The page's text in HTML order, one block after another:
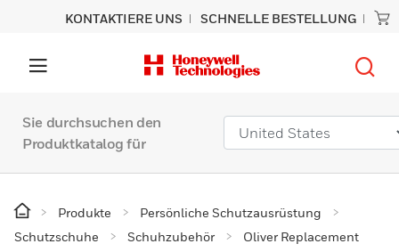
KONTAKTIERE UNS SCHNELLE BESTELLUNG
Sie durchsuchen den
Produktkatalog für
Produkte
Persönliche Schutzausrüstung
Schutzschuhe
Schuhzubehör
Oliver Replacement